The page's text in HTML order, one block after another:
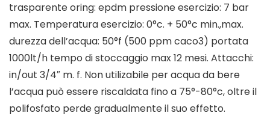
trasparente oring: epdm pressione esercizio: 7 bar
max. Temperatura esercizio: 0°c. + 50°c min.,max.
durezza dell’acqua: 50°f (500 ppm caco3) portata
1000lt/h tempo di stoccaggio max 12 mesi. Attacchi:
in/out 3/4″ m. f. Non utilizabile per acqua da bere
l’acqua può essere riscaldata fino a 75°-80°c, oltre il
polifosfato perde gradualmente il suo effetto.